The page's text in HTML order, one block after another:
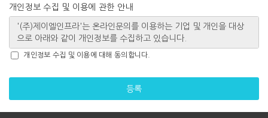
개인정보 수집 및 이용에 관한 안내
개인정보 수집 및 이용에 대해 동의합니다.
등록